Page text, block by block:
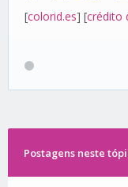
[colorid.es] [crédito
Postagens neste